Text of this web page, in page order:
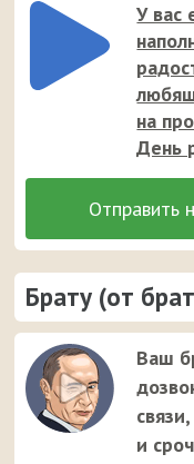
У вас
на
День
Брату (от
Ваш
и